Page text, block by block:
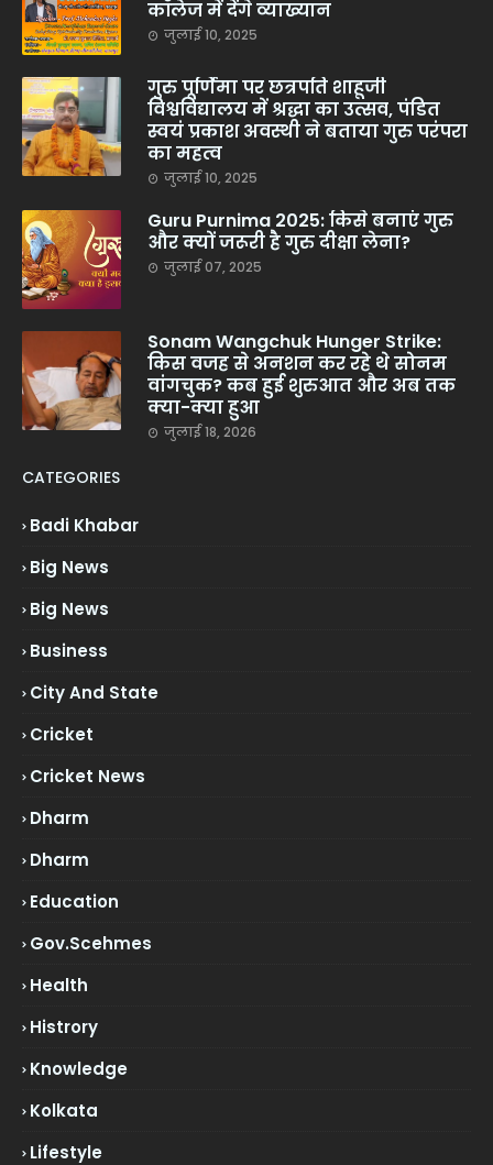
कॉलेज में देंगे व्याख्यान
जुलाई 10, 2025
गुरु पूर्णिमा पर छत्रपति शाहूजी
विश्वविद्यालय में श्रद्धा का उत्सव, पंडित
स्वयं प्रकाश अवस्थी ने बताया गुरु परंपरा
का महत्व
जुलाई 10, 2025
Guru Purnima 2025: किसे बनाएं गुरु
और क्यों जरूरी है गुरु दीक्षा लेना?
जुलाई 07, 2025
Sonam Wangchuk Hunger Strike:
किस वजह से अनशन कर रहे थे सोनम
वांगचुक? कब हुई शुरुआत और अब तक
क्या-क्या हुआ
जुलाई 18, 2026
CATEGORIES
Badi Khabar
Big News
Big News
Business
City And State
Cricket
Cricket News
Dharm
Dharm
Education
Gov.scehmes
Health
Histrory
Knowledge
Kolkata
Lifestyle